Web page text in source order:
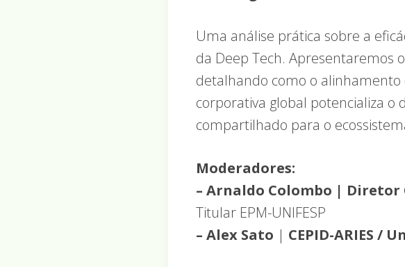
Uma análise prática sobre a
da Deep Tech. Apresentaremos
detalhando como o
corporativa global potencializa o
compartilhado para o
Moderadores:
– Arnaldo Colombo | Diretor
Titular EPM-UNIFESP
– Alex Sato | CEPID-ARIES /